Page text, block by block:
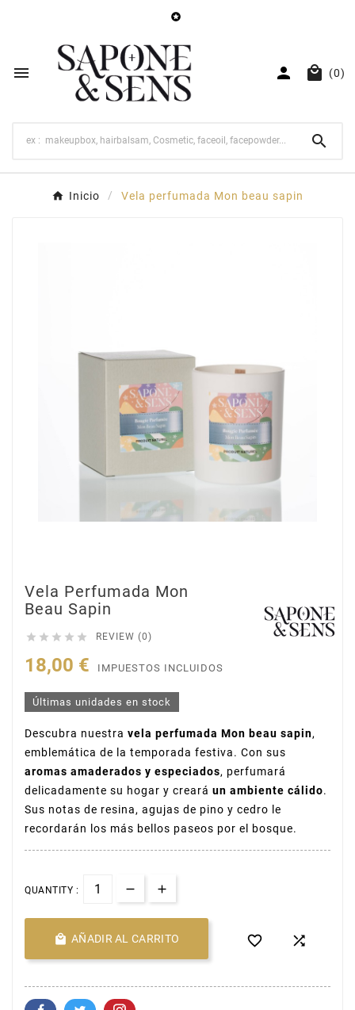

   (0)

Inicio Vela perfumada Mon beau sapin
Vela Perfumada Mon
Beau Sapin
     REVIEW (0)
18,00 € IMPUESTOS INCLUIDOS
Últimas unidades en stock
Descubra nuestra vela perfumada Mon beau sapin,
emblemática de la temporada festiva. Con sus
aromas amaderados y especiados, perfumará
delicadamente su hogar y creará un ambiente cálido.
Sus notas de resina, agujas de pino y cedro le
recordarán los más bellos paseos por el bosque.
QUANTITY :
 AÑADIR AL CARRITO  